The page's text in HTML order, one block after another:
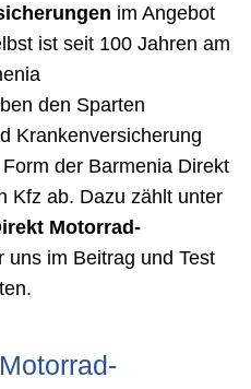
im Angebot
ist seit 100 Jahren am
den Sparten
Krankenversicherung
der Barmenia Direkt
Kfz ab. Dazu zählt unter
Motorrad-
uns im Beitrag und Test